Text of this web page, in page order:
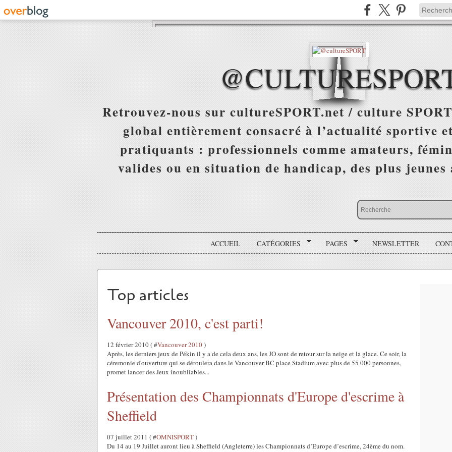
Retrouvez-nous sur cultureSPORT.net / culture
global entièrement consacré à l’actualité sportive
pratiquants : professionnels comme amateurs,
valides ou en situation de handicap, des plus
ACCUEIL CATÉGORIES PAGES NEWSLETTER
Top articles
Vancouver 2010, c'est parti!
12 février 2010 ( #Vancouver 2010)
Après, les derniers jeux de Pékin il y a de cela deux ans, les JO sont de retour sur la neige et la glace. Ce soir, la
céremonie d'ouverture qui se déroulera dans le Vancouver BC place Stadium avec plus de 55 000 personnes,
promet lancer des Jeux inoubliables...
Présentation des Championnats d'Europe d'escrime à
Sheffield
07 juillet 2011 ( #OMNISPORT)
Du 14 au 19 Juillet auront lieu à Sheffield (Angleterre) les Championnats d’Europe d’escrime, 24ème du nom.